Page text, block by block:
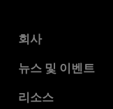
회사
AMD 소개
기업의 사회적 책임
뉴스 및 이벤트
뉴스룸
리소스